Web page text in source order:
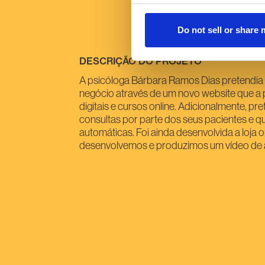
Do not sell or share
DESCRIÇÃO DO PROJETO
A psicóloga Bárbara Ramos Dias
negócio através de um novo website que
digitais e cursos online. Adicionalmente,
consultas por parte dos seus pacientes e
automáticas. Foi ainda desenvolvida a loja
desenvolvemos e produzimos um vídeo